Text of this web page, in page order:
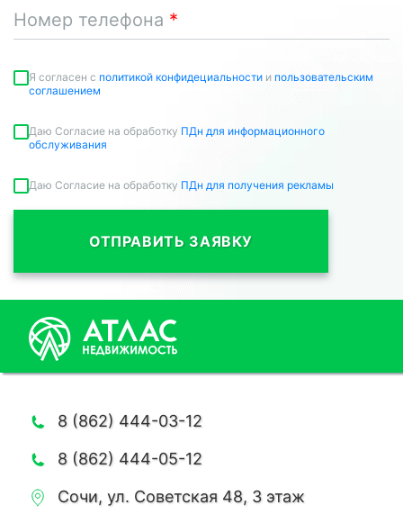
Номер телефона
Я согласен c политикой конфидециальности и пользовательским
соглашением
Даю Согласие на обработку ПДн для информационного
обслуживания
Даю Согласие на обработку ПДн для получения рекламы
ОТПРАВИТЬ ЗАЯВКУ
8 (862) 444-03-12
8 (862) 444-05-12
Сочи, ул. Советская 48, 3 этаж